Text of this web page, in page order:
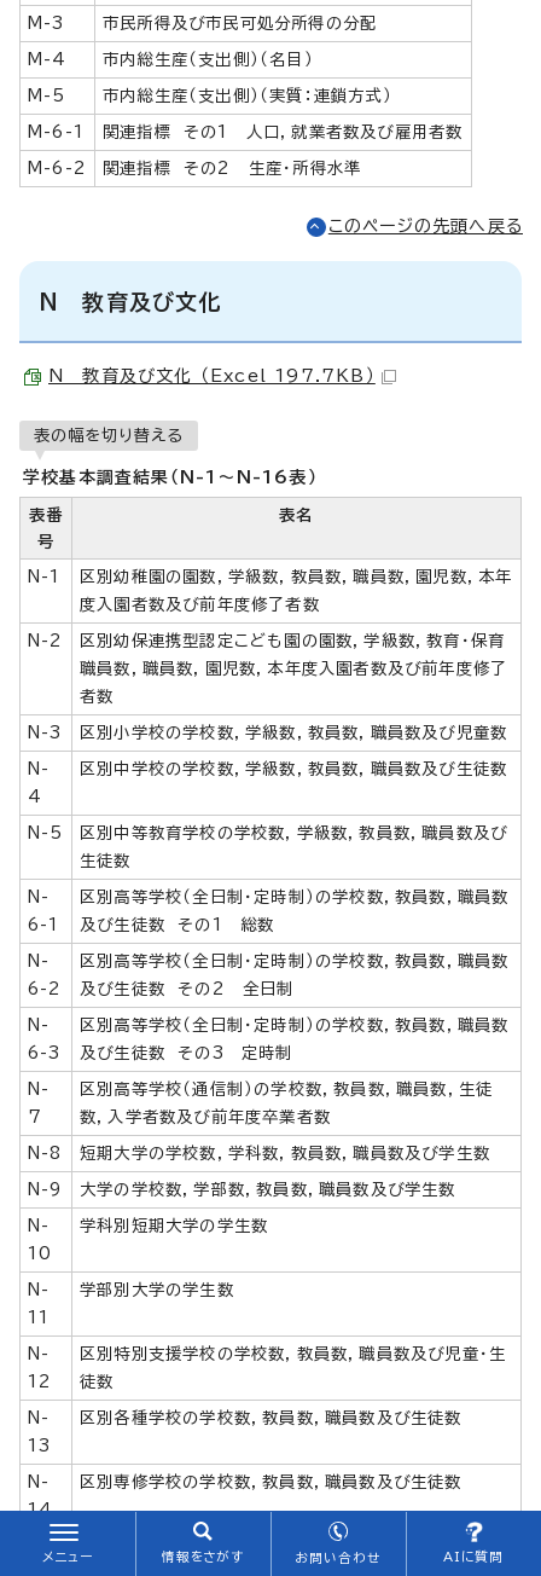
M-3 市民所得及び市民可処分所得の分配
M-4 市内総生産（支出側）（名目）
M-5 市内総生産（支出側）（実質：連鎖方式）
M-6-1 関連指標 その1 人口，就業者数及び雇用者数
M-6-2 関連指標 その2 生産・所得水準
このページの先頭へ戻る
N 教育及び文化
N 教育及び文化 （Excel 197.7KB）
表の幅を切り替える
学校基本調査結果（N-1～N-16表）
表番
号
表名
N-1
区別幼稚園の園数，学級数，教員数，職員数，園児数，本年
度入園者数及び前年度修了者数
N-2
区別幼保連携型認定こども園の園数，学級数，教育・保育
職員数，職員数，園児数，本年度入園者数及び前年度修了
者数
N-3 区別小学校の学校数，学級数，教員数，職員数及び児童数
N-
4
区別中学校の学校数，学級数，教員数，職員数及び生徒数
N-5
区別中等教育学校の学校数，学級数，教員数，職員数及び
生徒数
N-
6-1
区別高等学校（全日制・定時制）の学校数，教員数，職員数
及び生徒数 その1 総数
N-
6-2
区別高等学校（全日制・定時制）の学校数，教員数，職員数
及び生徒数 その2 全日制
N-
6-3
区別高等学校（全日制・定時制）の学校数，教員数，職員数
及び生徒数 その3 定時制
N-
7
区別高等学校（通信制）の学校数，教員数，職員数，生徒
数，入学者数及び前年度卒業者数
N-8 短期大学の学校数，学科数，教員数，職員数及び学生数
N-9 大学の学校数，学部数，教員数，職員数及び学生数
N-
10
学科別短期大学の学生数
N-
11
学部別大学の学生数
N-
12
区別特別支援学校の学校数，教員数，職員数及び児童・生
徒数
N-
13
区別各種学校の学校数，教員数，職員数及び生徒数
N-
14
区別専修学校の学校数，教員数，職員数及び生徒数
N-
中学校卒業者の卒業後の状況
メニュー 情報をさがす お問い合わせ AIに質問